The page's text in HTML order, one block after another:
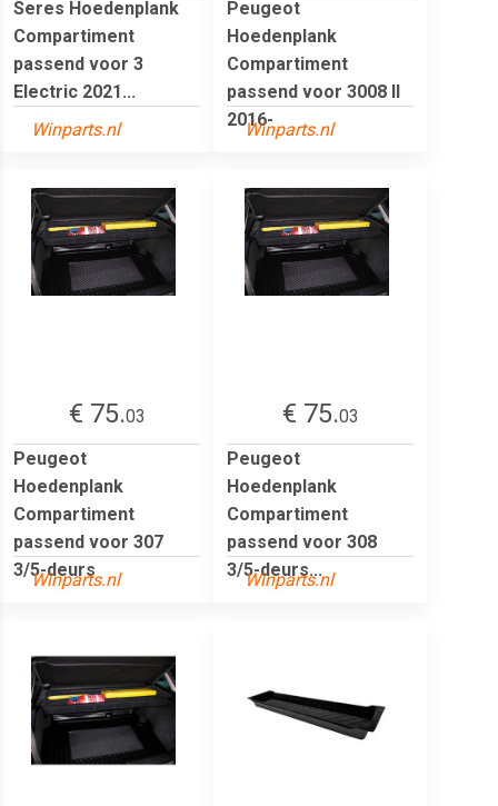
Seres Hoedenplank
Compartiment
passend voor 3
Electric 2021...
Winparts.nl
Peugeot
Hoedenplank
Compartiment
passend voor 3008 II
2016-
Winparts.nl
€ 75.03
Peugeot
Hoedenplank
Compartiment
passend voor 307
3/5-deurs
Winparts.nl
€ 75.03
Peugeot
Hoedenplank
Compartiment
passend voor 308
3/5-deurs...
Winparts.nl